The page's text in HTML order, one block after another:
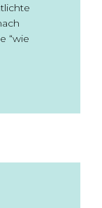
“wie